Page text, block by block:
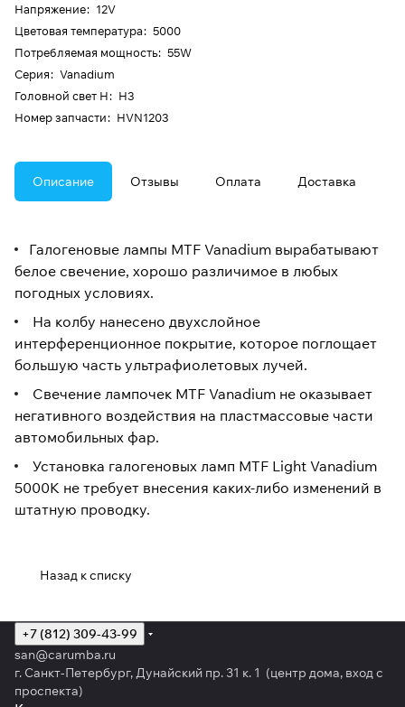
Напряжение: 12V
Цветовая температура: 5000
Потребляемая мощность: 55W
Серия: Vanadium
Головной свет H: H3
Номер запчасти: HVN1203
Описание Отзывы Оплата Доставка
Галогеновые лампы MTF Vanadium вырабатывают
белое свечение, хорошо различимое в любых
погодных условиях.
На колбу нанесено двухслойное
интерференционное покрытие, которое поглощает
большую часть ультрафиолетовых лучей.
Свечение лампочек MTF Vanadium не оказывает
негативного воздействия на пластмассовые части
автомобильных фар.
Установка галогеновых ламп MTF Light Vanadium
5000K не требует внесения каких-либо изменений в
штатную проводку.
Назад к списку
+7 (812) 309-43-99
san@carumba.ru
г. Санкт-Петербург, Дунайский пр. 31 к. 1 (центр дома, вход с
проспекта)